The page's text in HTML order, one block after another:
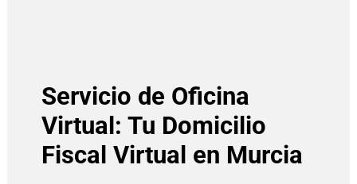
Servicio de Oficina
Virtual: Tu Domicilio
Fiscal Virtual en Murcia